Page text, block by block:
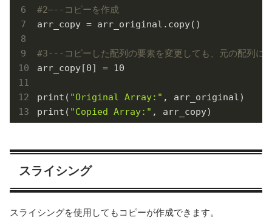
#2—--コピーを作成
arr_copy = arr_original.copy()
#3---コピーした配列の要素を変更しても、元の配列に
arr_copy[0] = 10
print( "Original Array:" , arr_original)
print( "Copied Array:" , arr_copy)
スライシング
スライシングを使用してもコピーが作成できます。